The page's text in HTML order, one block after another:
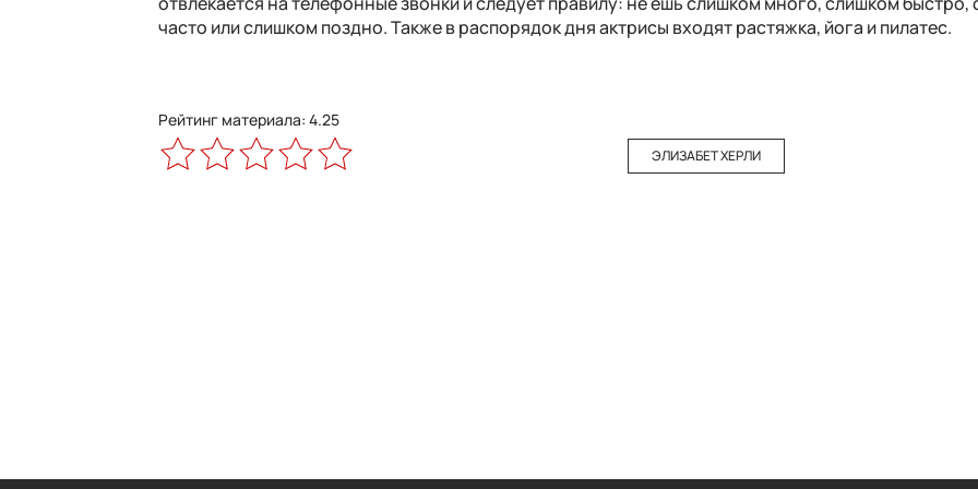
часто или слишком поздно. Также в распорядок дня актрисы входят растяжка, йога и пилатес.
Рейтинг материала: 4.25
ЭЛИЗАБЕТ ХЕРЛИ